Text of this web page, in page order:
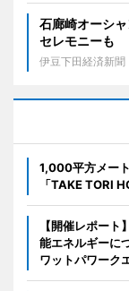
石廊崎オーシ
セレモニーも
伊豆下田経済新聞
1,000平方メー
「TAKE TORI
【開催レポー
能エネルギーに
ワットパワーク